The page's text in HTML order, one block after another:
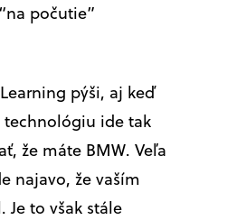
počutie”
pýši, aj keď
technológiu ide tak
že máte BMW. Veľa
najavo, že vaším
to však stále